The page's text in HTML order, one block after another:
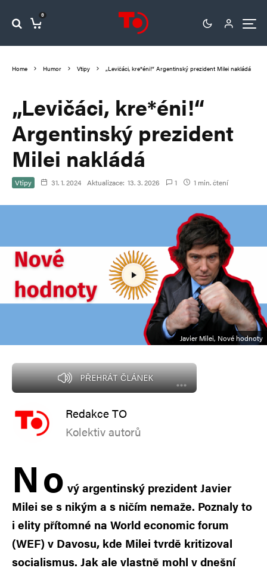
0
Home Humor Vtipy „Levičáci, kre*éni!“ Argentinský prezident Milei nakládá
„Levičáci, kre*éni!“
Argentinský prezident
Milei nakládá
Vtipy 31. 1. 2024 Aktualizace: 13. 3. 2026 1 1 min. čtení
Javier Milei, Nové hodnoty
PŘEHRÁT ČLÁNEK
Redakce TO
Kolektiv autorů
No vý argentinský prezident Javier
Milei se s nikým a s ničím nemaže. Poznaly to
i elity přítomné na World economic forum
(WEF) v Davosu, kde Milei tvrdě kritizoval
socialismus. Jak ale vlastně mohl v dnešní